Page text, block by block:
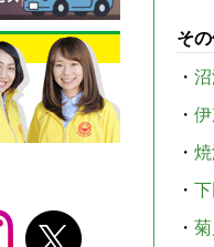
そ
・
・
・
・
・